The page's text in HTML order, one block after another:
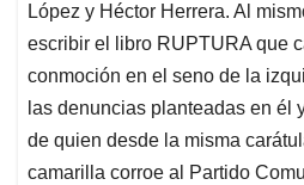
López y Héctor Herrera. Al
escribir el libro RUPTURA que
conmoción en el seno de la
las denuncias planteadas en él
de quien desde la misma
camarilla corroe al Partido